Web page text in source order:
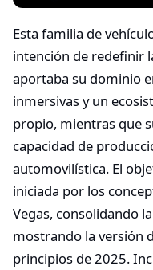
Esta familia de
intención de redefinir
aportaba su dominio
inmersivas y un
propio, mientras que
capacidad de
automovilística. El
iniciada por los
Vegas, consolidando
mostrando la versión
principios de 2025.